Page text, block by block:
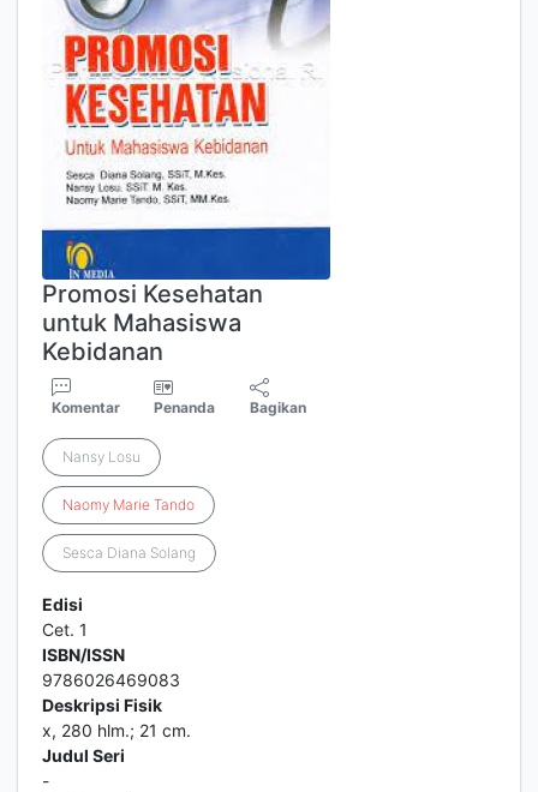
Promosi Kesehatan
untuk Mahasiswa
Kebidanan
Komentar Penanda Bagikan
Nansy Losu
Naomy Marie Tando
Sesca Diana Solang
Edisi
Cet. 1
ISBN/ISSN
9786026469083
Deskripsi Fisik
x, 280 hlm.; 21 cm.
Judul Seri
-